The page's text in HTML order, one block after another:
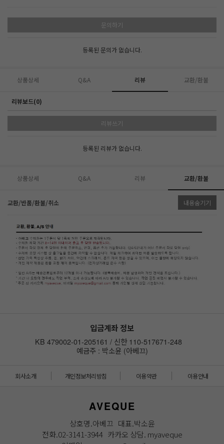
문의하기
등록된 문의가 없습니다.
상품상세 Q&A 리뷰 교환/환불
리뷰보드(0)
리뷰쓰기
등록된 리뷰가 없습니다.
상품상세 Q&A 리뷰 교환/환불
교환/반품/환불/취소 내용숨기기
입금계좌 정보
KB 479002-01-205161 / 신한 110-517671-248
예금주 : 박소윤 (아베끄)
회사소개 개인정보처리방침 이용약관 이용안내
AVEQUE
상호명.아베끄 대표.박소윤
전화.02-3141-3944 카카오 상담. myaveque